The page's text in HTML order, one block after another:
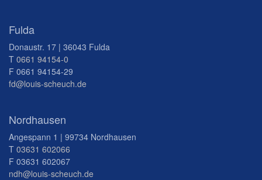
Fulda
Donaustr. 17 | 36043 Fulda
T 0661 94154-0
F 0661 94154-29
fd@louis-scheuch.de
Nordhausen
Angespann 1 | 99734 Nordhausen
T 03631 602066
F 03631 602067
ndh@louis-scheuch.de